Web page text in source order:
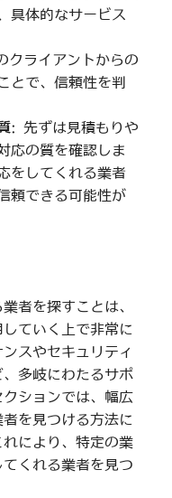
具体的なサービス
クライアントからの
とで、信頼性を判
: 先ずは見積もりや
応の質を確認しま
をしてくれる業者
頼できる可能性が
者を探すことは、
ていく上で非常に
スやセキュリティ
多岐にわたるサポ
ションでは、幅広
を見つける方法に
により、特定の業
くれる業者を見つ